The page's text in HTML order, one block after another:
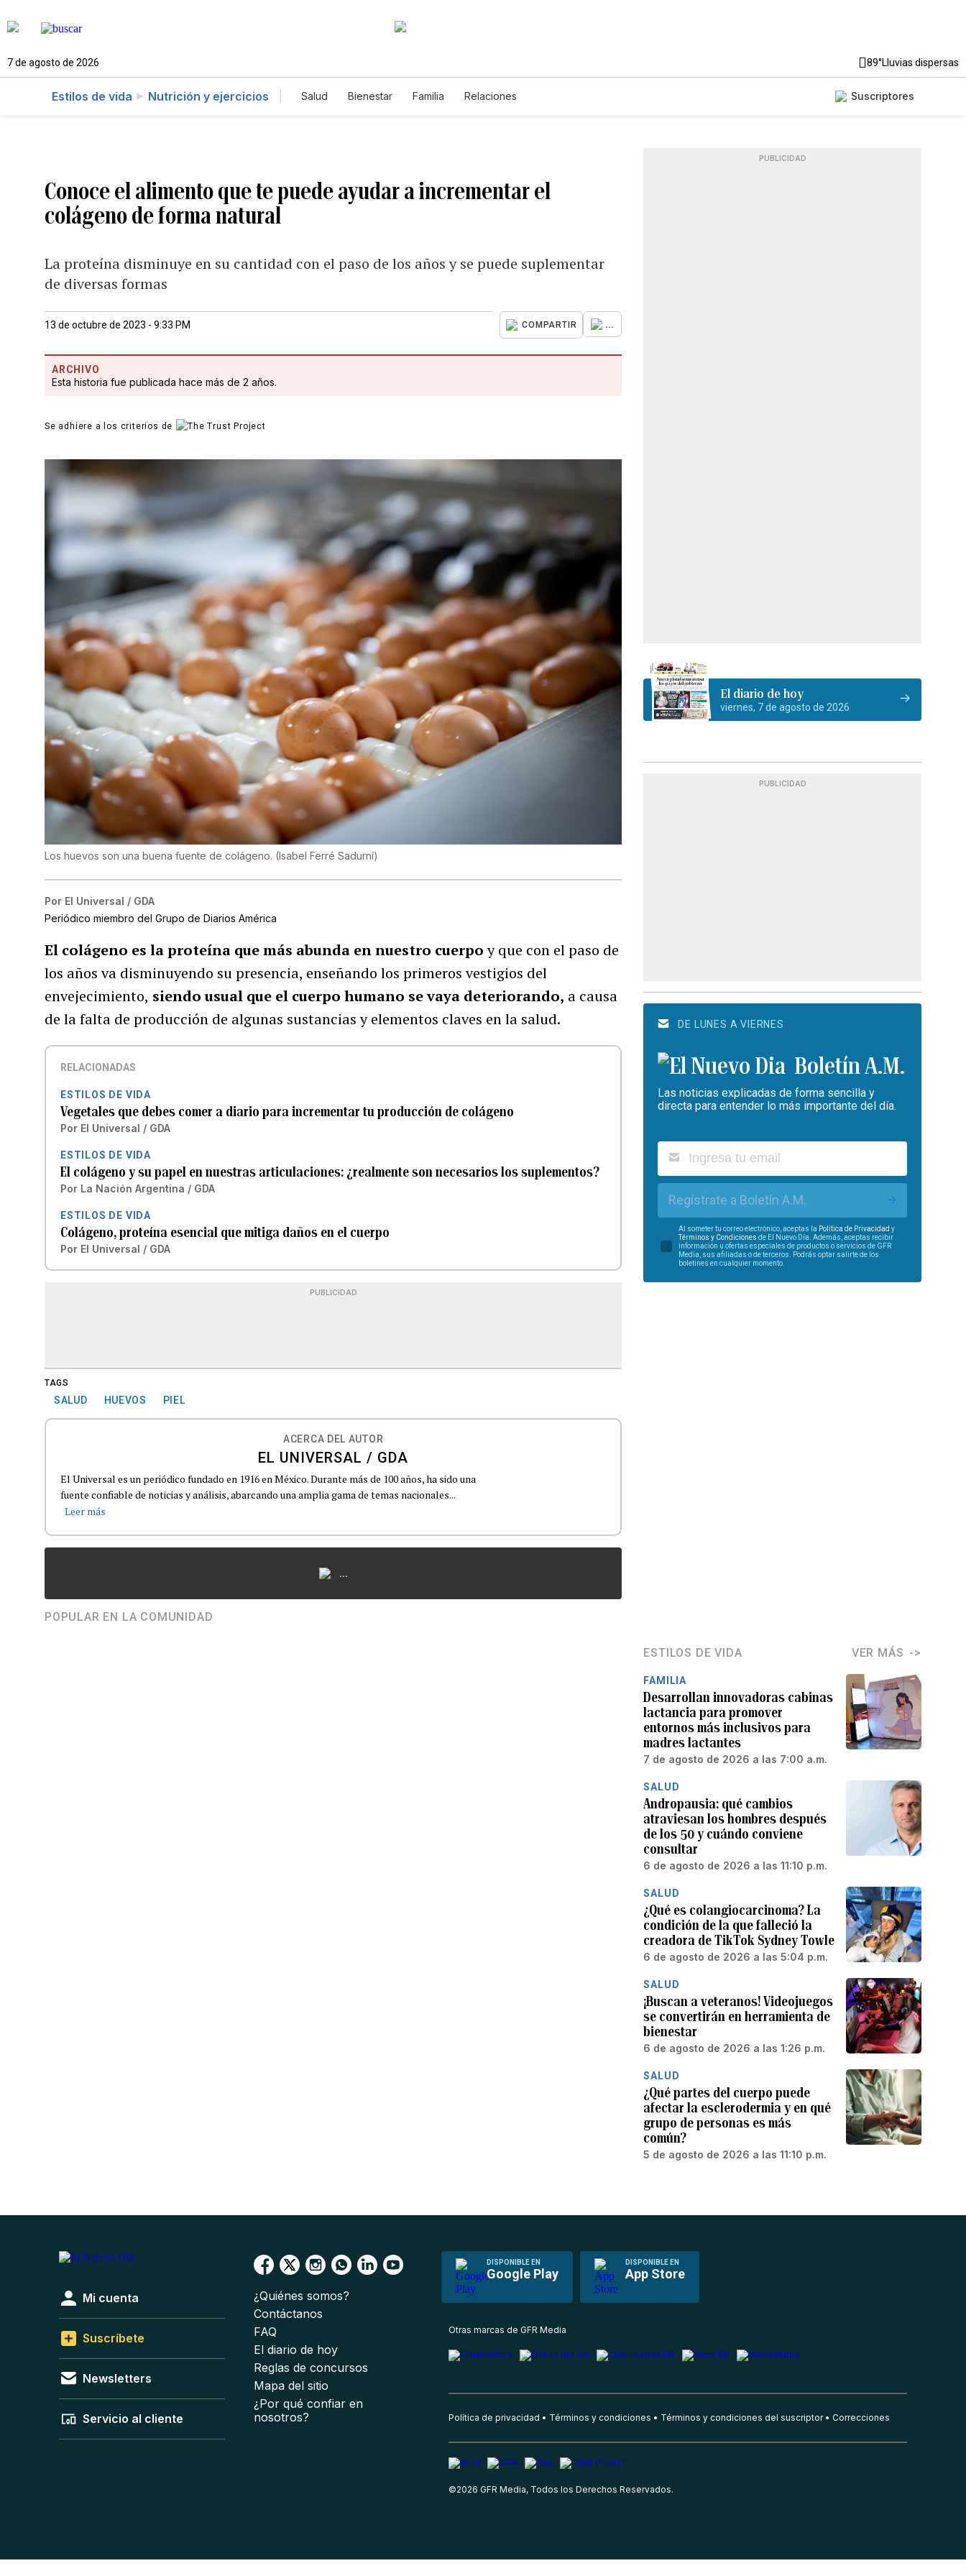
7 de agosto de 2026 89°Lluvias dispersas
Estilos de vida Nutrición y ejercicios Salud Bienestar Familia Relaciones Suscriptores
Conoce el alimento que te puede ayudar a incrementar el
colágeno de forma natural
La proteína disminuye en su cantidad con el paso de los años y se puede suplementar
de diversas formas
13 de octubre de 2023 - 9:33 PM COMPARTIR ...
ARCHIVO
Esta historia fue publicada hace más de 2 años.
Se adhiere a los criterios de
Los huevos son una buena fuente de colágeno. (Isabel Ferré Sadurní)
Por El Universal / GDA
Periódico miembro del Grupo de Diarios América
El colágeno es la proteína que más abunda en nuestro cuerpoy que con el paso de
los años va disminuyendo su presencia, enseñando los primeros vestigios del
envejecimiento, siendo usual que el cuerpo humano se vaya deteriorando, a causa
de la falta de producción de algunas sustancias y elementos claves en la salud.
RELACIONADAS
ESTILOS DE VIDA
Vegetales que debes comer a diario para incrementar tu producción de colágeno
Por El Universal / GDA
ESTILOS DE VIDA
El colágeno y su papel en nuestras articulaciones: ¿realmente son necesarios los suplementos?
Por La Nación Argentina / GDA
ESTILOS DE VIDA
Colágeno, proteína esencial que mitiga daños en el cuerpo
Por El Universal / GDA
PUBLICIDAD
TAGS
SALUD HUEVOS PIEL
ACERCA DEL AUTOR
EL UNIVERSAL / GDA
El Universal es un periódico fundado en 1916 en México. Durante más de 100 años, ha sido una
fuente confiable de noticias y análisis, abarcando una amplia gama de temas nacionales...
Leer más
...
POPULAR EN LA COMUNIDAD
PUBLICIDAD
El diario de hoy
viernes, 7 de agosto de 2026
PUBLICIDAD
DE LUNES A VIERNES
Boletín A.M.
Las noticias explicadas de forma sencilla y
directa para entender lo más importante del día.
Regístrate a Boletín A.M.
Al someter tu correo electrónico, aceptas la Política de Privacidad y
Términos y Condiciones de El Nuevo Día. Además, aceptas recibir
información u ofertas especiales de productos o servicios de GFR
Media, sus afiliadas o de terceros. Podrás optar salirte de los
boletines en cualquier momento.
ESTILOS DE VIDA VER MÁS
FAMILIA
Desarrollan innovadoras cabinas
lactancia para promover
entornos más inclusivos para
madres lactantes
7 de agosto de 2026 a las 7:00 a.m.
SALUD
Andropausia: qué cambios
atraviesan los hombres después
de los 50 y cuándo conviene
consultar
6 de agosto de 2026 a las 11:10 p.m.
SALUD
¿Qué es colangiocarcinoma? La
condición de la que falleció la
creadora de TikTok Sydney Towle
6 de agosto de 2026 a las 5:04 p.m.
SALUD
¡Buscan a veteranos! Videojuegos
se convertirán en herramienta de
bienestar
6 de agosto de 2026 a las 1:26 p.m.
SALUD
¿Qué partes del cuerpo puede
afectar la esclerodermia y en qué
grupo de personas es más
común?
5 de agosto de 2026 a las 11:10 p.m.
DISPONIBLE EN
Google Play
DISPONIBLE EN
App Store
Mi cuenta
Suscríbete
Newsletters
Servicio al cliente
¿Quiénes somos?
Contáctanos
FAQ
El diario de hoy
Reglas de concursos
Mapa del sitio
¿Por qué confiar en
nosotros?
Otras marcas de GFR Media
Política de privacidad Términos y condiciones Términos y condiciones del suscriptor Correcciones
©2026 GFR Media, Todos los Derechos Reservados.